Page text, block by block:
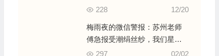
土丝、双宫丝的“三套定价逻辑”
12/20
228
梅雨夜的微信警报：苏州老师
傅急报受潮绢丝纱，我们星夜
驰骋的“抢救性”收购实录
02/02
297